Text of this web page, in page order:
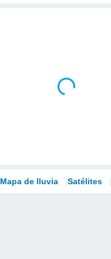
Mapa de lluvia Satélites